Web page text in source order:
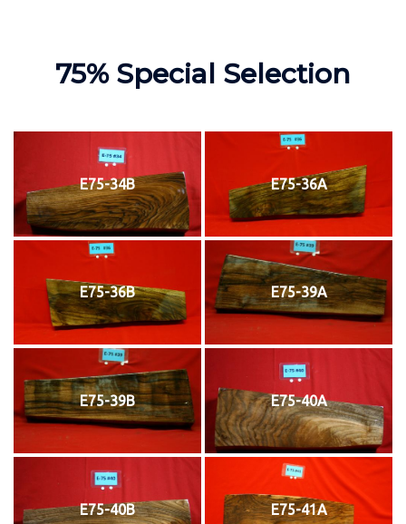
75% Special Selection
E75-34B E75-36A
E75-36B E75-39A
E75-39B E75-40A
E75-40B E75-41A